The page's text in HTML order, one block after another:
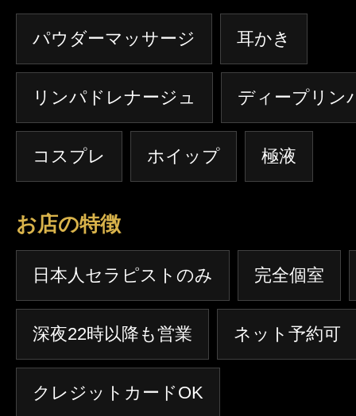
パウダーマッサージ 耳かき
リンパドレナージュ ディープリン
コスプレ ホイップ 極液
お店の特徴
日本人セラピストのみ 完全個室
深夜22時以降も営業 ネット予約可
クレジットカードOK